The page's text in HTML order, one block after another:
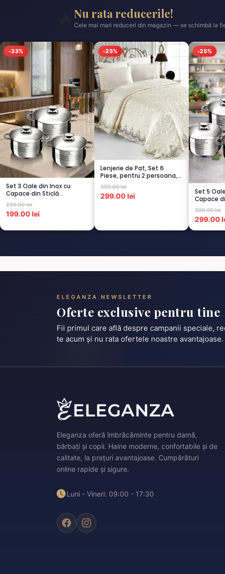
Nu rata reducerile!
Cele mai mari reduceri din magazin — se schimbă la
-33%
Set 3 Oale din Inox cu
Capace din Sticlă
Termorezistent...
299.00 lei
199.00 lei
-25%
Lenjerie de Pat, Set 6
Piese, pentru 2 persoana,
CREM-4...
399.00 lei
299.00 lei
-25%
Set 5
Capace
399.00 lei
299.00
ELEGANZA NEWSLETTER
Oferte exclusive pentru tine
Fii primul care află despre campanii speciale,
te acum și nu rata ofertele noastre avantajoase.
Eleganza oferă îmbrăcăminte pentru damă,
bărbați și copii. Haine moderne, confortabile și de
calitate, la prețuri avantajoase. Cumpărături
online rapide și sigure.
Luni - Vineri: 09:00 - 17:30